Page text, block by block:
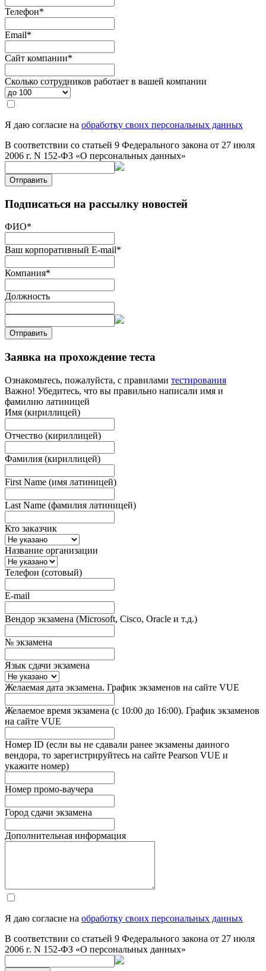
Телефон*
Email*
Сайт компании*
Сколько сотрудников работает в вашей компании
Я даю согласие на обработку своих персональных данных
В соответствии со статьей 9 Федерального закона от 27 июля
2006 г. N 152-ФЗ «О персональных данных»
Отправить
Подписаться на рассылку новостей
ФИО*
Ваш корпоративный E-mail*
Компания*
Должность
Отправить
Заявка на прохождение теста
Ознакомьтесь, пожалуйста, с правилами тестирования
Важно! Убедитесь, что вы правильно написали имя и
фамилию латиницей
Имя (кириллицей)
Отчество (кириллицей)
Фамилия (кириллицей)
First Name (имя латиницей)
Last Name (фамилия латиницей)
Кто заказчик
Название организации
Телефон (сотовый)
E-mail
Вендор экзамена (Microsoft, Cisco, Oracle и т.д.)
№ экзамена
Язык сдачи экзамена
Желаемая дата экзамена. График экзаменов на сайте VUE
Желаемое время экзамена (с 10:00 до 16:00). График экзаменов
на сайте VUE
Номер ID (если вы не сдавали ранее экзамены данного
вендора, то зарегистрируйтесь на сайте Pearson VUE и
укажите номер)
Номер промо-ваучера
Город сдачи экзамена
Дополнительная информация
Я даю согласие на обработку своих персональных данных
В соответствии со статьей 9 Федерального закона от 27 июля
2006 г. N 152-ФЗ «О персональных данных»